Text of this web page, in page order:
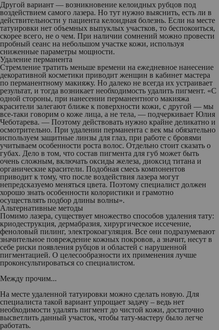
Другой вариант — возникновение келоидных рубцов под
воздействием самого лазера. Но тут нужно выяснить, есть ли в
действительности у пациента келоидная болезнь. Если на месте
татуировки нет объемных выпуклых участков, то беспокоиться,
скорее всего, не о чем. При наличии сомнений можно провести
пробный сеанс на небольшом участке кожи, используя
сниженные параметры мощности.
Удаление перманента
Стремление тратить меньше времени на ежедневное нанесение
декоративной косметики приводит женщин в кабинет мастера
по перманентному макияжу. Но далеко не всегда их устраивает
результат, и тогда возникает необходимость удалить пигмент. «С
одной стороны, при нанесении перманентного макияжа
красители залегают ближе к поверхности кожи, с другой — мы
все-таки говорим о коже лица, а не тела, — подчеркивает Юлия
Чеботарева. — Поэтому действовать нужно крайне деликатно и
осмотрительно. При удалении перманента с век мы обязательно
используем защитные линзы для глаз, при работе с бровями
учитываем особенности роста волос. Отдельно стоит сказать о
губах. Дело в том, что состав пигмента для губ может быть
очень сложным, включать оксиды железа, диоксид титана и
органические красители. Подобная смесь компонентов
приводит к тому, что после воздействия лазера могут
непредсказуемо меняться цвета. Поэтому специалист должен
хорошо знать особенности колористики и грамотно
осуществлять подбор длины волны».
Альтернативные методы
Помимо лазера, существует множество способов удаления тату:
криодеструкция, дермабразия, хирургическое иссечение,
феноловый пилинг, электрокоагуляция. Все они подразумевают
значительное повреждение кожных покровов, а значит, несут в
себе риски появления рубцов и областей с нарушенной
пигментацией. О целесообразности их применения лучше
проконсультироваться со специалистом.
Между прочим...
На месте удаленной татуировки можно сделать новую. Для
специалиста такой вариант упрощает задачу – ведь нет
необходимости удалять пигмент до чистой кожи, достаточно
высветлить данный участок, чтобы тату-мастеру было легче
работать.